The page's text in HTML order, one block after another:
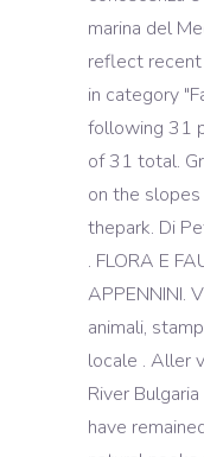
marina del
reflect recent
in category
following 31
of 31 total.
on the
thepark. Di
. FLORA E
APPENNINI.
animali,
locale . Aller
River
have